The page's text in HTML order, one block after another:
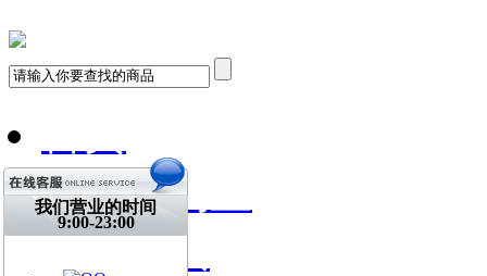
飞琴行淘宝
天猫购买
我们营业的时间
9:00-23:00